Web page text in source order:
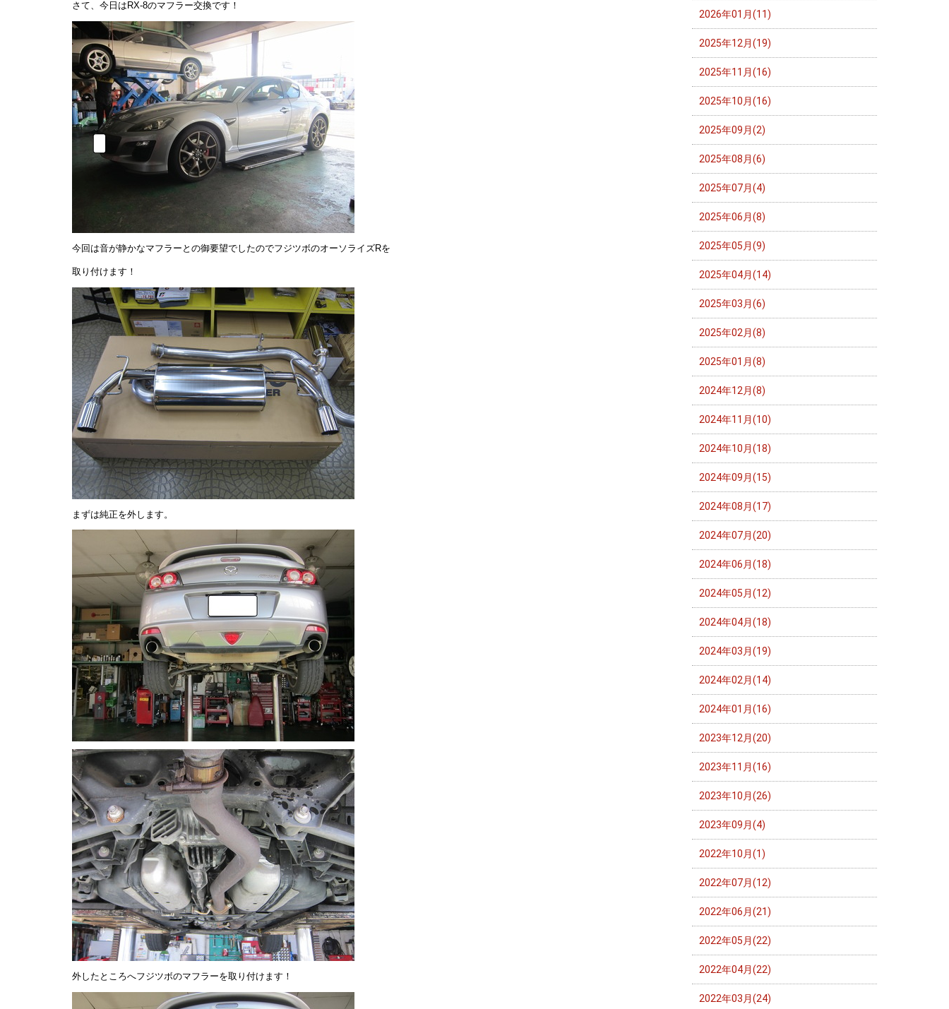
さて、今日はRX-8のマフラー交換です！
今回は音が静かなマフラーとの御要望でしたのでフジツボのオーソライズRを
取り付けます！
まずは純正を外します。
外したところへフジツボのマフラーを取り付けます！
2026年01月(11)
2025年12月(19)
2025年11月(16)
2025年10月(16)
2025年09月(2)
2025年08月(6)
2025年07月(4)
2025年06月(8)
2025年05月(9)
2025年04月(14)
2025年03月(6)
2025年02月(8)
2025年01月(8)
2024年12月(8)
2024年11月(10)
2024年10月(18)
2024年09月(15)
2024年08月(17)
2024年07月(20)
2024年06月(18)
2024年05月(12)
2024年04月(18)
2024年03月(19)
2024年02月(14)
2024年01月(16)
2023年12月(20)
2023年11月(16)
2023年10月(26)
2023年09月(4)
2022年10月(1)
2022年07月(12)
2022年06月(21)
2022年05月(22)
2022年04月(22)
2022年03月(24)